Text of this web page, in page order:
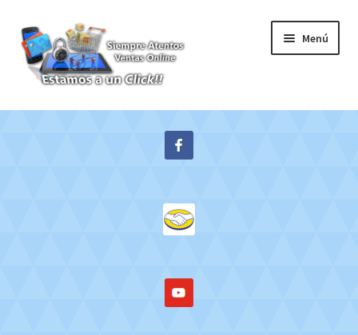
Ir
a
la
navegación
Ir
al
contenido
Menú
Inicio